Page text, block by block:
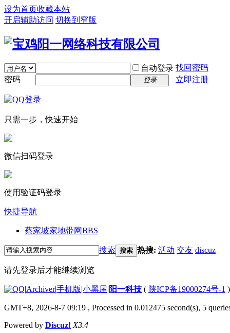
设为首页收藏本站
开启辅助访问 切换到窄版
自动登录 找回密码
密码
登录 立即注册
只需一步，快速开始
微信扫码登录
使用验证码登录
快捷导航
蔡家坡家地带网BBS
搜索 搜索 热搜: 活动 交友 discuz
请先登录后才能继续浏览
|Archiver|手机版|小黑屋| 阳一科技 ( 陕ICP备19000274号-1 )
GMT+8, 2026-8-7 09:19 , Processed in 0.012475 second(s), 5
Powered by Discuz! X3.4